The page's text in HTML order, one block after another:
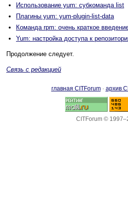
Использование yum: субкоманда list
Плагины yum: yum-plugin-list-data
Команда rpm: очень краткое
Yum: настройка доступа к
Продолжение следует.
Связь с редакцией
главная CITForum· архив
CITForum ©